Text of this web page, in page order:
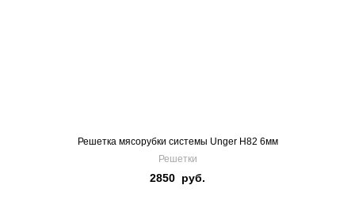
Решетка мясорубки системы Unger H82 6мм
Решетки
2850 руб.